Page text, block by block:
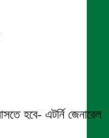
হবে- এটর্নি জেনারেল